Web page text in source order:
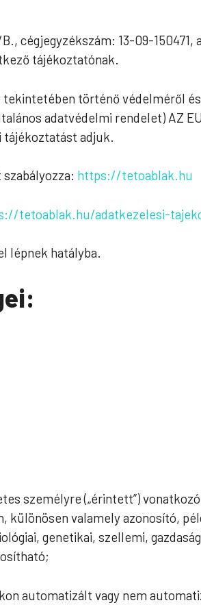
cégjegyzékszám: 13-09-150471,
tájékoztatónak.
történő védelméről
adatvédelmi rendelet) AZ
tájékoztatást adjuk.
https://tetoablak.hu
tetoablak.hu/adatkezelesi-
lépnek hatályba.
személyre („érintett”)
valamely azonosító,
genetikai, szellemi,
automatizált vagy nem